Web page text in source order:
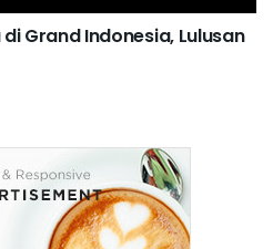
Grand Indonesia, Lulusan